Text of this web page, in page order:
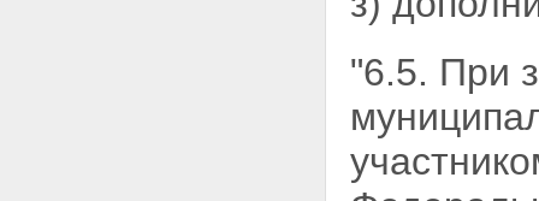
"6.5. При